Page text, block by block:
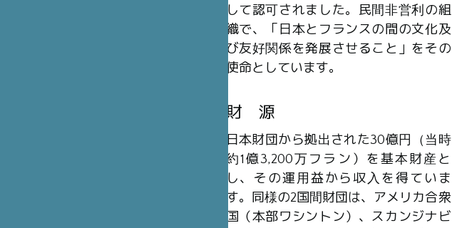
して認可されました。民間非営利の組
織で、「日本とフランスの間の文化及
び友好関係を発展させること」をその
使命としています。
財 源
日本財団から拠出された30億円（当時
約1億3,200万フラン）を基本財産と
し、その運用益から収入を得ていま
す。同様の2国間財団は、アメリカ合衆
国（本部ワシントン）、スカンジナビ